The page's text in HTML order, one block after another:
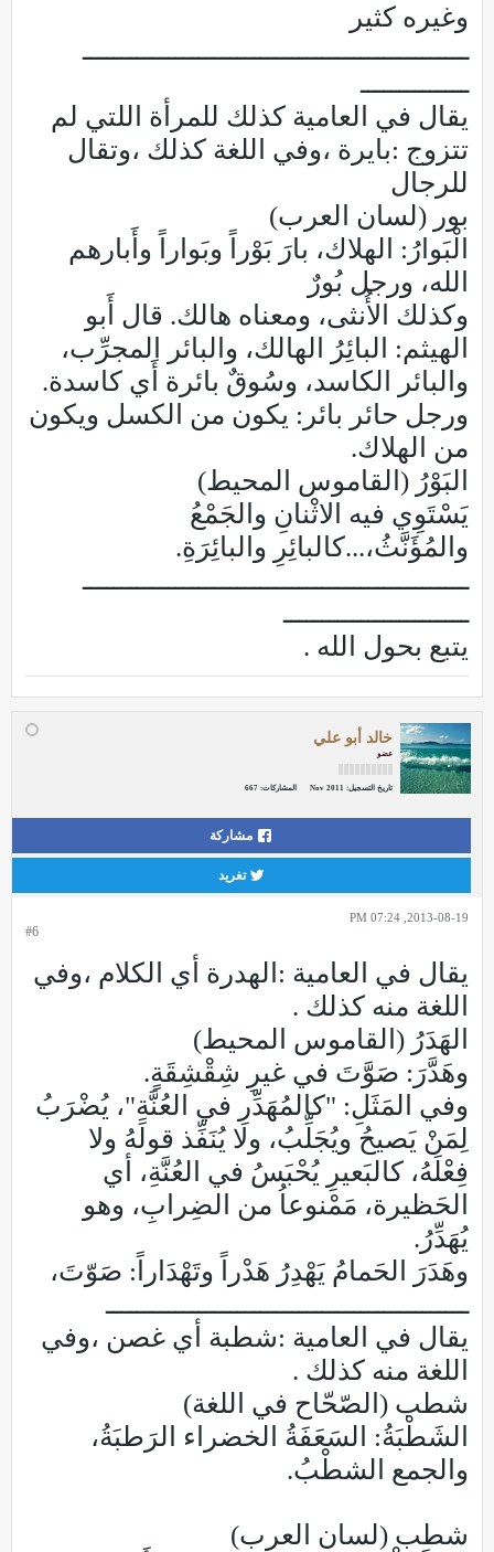
وغيره كثير
ــــــــــــــــــــــــــــــــــــــــــــــــــ
ــــــــــــــ
يقال في العامية كذلك للمرأة اللتي لم
تتزوج :بايرة ،وفي اللغة كذلك ،وتقال
للرجال
بور (لسان العرب)
الْبَوارُ: الهلاك، بارَ بَوْراً وبَواراً وأَبارهم
الله، ورجل بُورٌ
وكذلك الأُنثى، ومعناه هالك. قال أَبو
الهيثم: البائِرُ الهالك، والبائر المجرِّب،
والبائر الكاسد، وسُوقٌ بائرة أَي كاسدة.
ورجل حائر بائر: يكون من الكسل ويكون
من الهلاك.
البَوْرُ (القاموس المحيط)
يَسْتَوِي فيه الاثْنانِ والجَمْعُ
والمُؤَنَّثُ،...كالبائِرِ والبائِرَةِ.
ــــــــــــــــــــــــــــــــــــــــــــــــــ
ــــــــــــــــــــــــ
يتبع بحول الله .
خالد أبو علي
عضو
تاريخ التسجيل: Nov 2011 المشاركات: 667
مشاركة
تغريد
#6
2013-08-19, 07:24 PM
يقال في العامية :الهدرة أي الكلام ،وفي
اللغة منه كذلك .
الهَدَرُ (القاموس المحيط)
وهَدَّرَ: صَوَّتَ في غيرِ شِقْشِقَةٍ.
وفي المَثَلِ: "كالمُهَدِّرِ في العُنَّةِ"، يُضْرَبُ
لِمَنْ يَصيحُ ويُجَلِّبُ، ولا يُنَفِّذ قولَهُ ولا
فِعْلَهُ، كالبَعيرِ يُحْبَسُ في العُنَّةِ، أي
الحَظيرة، مَمْنوعاُ من الضِرابِ، وهو
يُهَدِّرُ.
وهَدَرَ الحَمامُ يَهْدِرُ هَدْراً وتَهْدَاراً: صَوّتَ،
ـــــــــــــــــــــــــــــــــــــــــــــــ
يقال في العامية :شطبة أي غصن ،وفي
اللغة منه كذلك .
شطب (الصّحّاح في اللغة)
الشَطْبَةُ: السَعَفَةُ الخضراء الرَطبَةُ،
والجمع الشطْبُ.
شطب (لسان العرب)